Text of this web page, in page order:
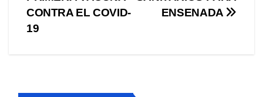
entradas
ENSENADA
CONTRA EL COVID-
19